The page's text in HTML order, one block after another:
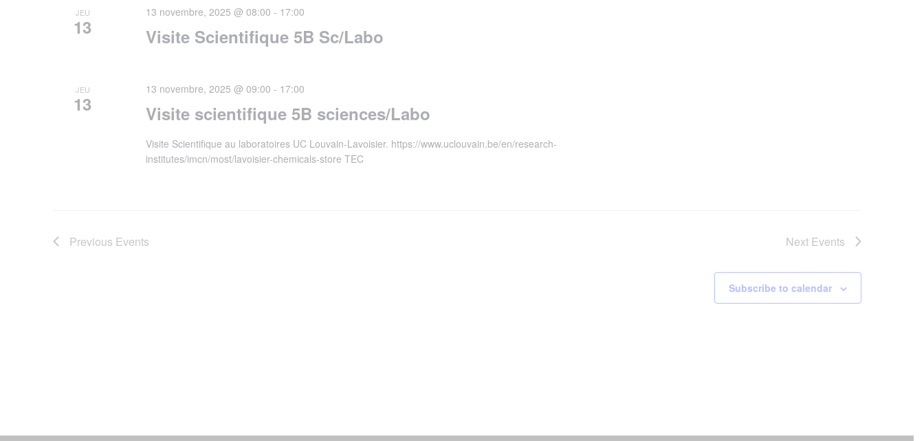
JEU
13
13 novembre, 2025 @ 08:00 - 17:00
Visite Scientifique 5B Sc/Labo
JEU
13
13 novembre, 2025 @ 09:00 - 17:00
Visite scientifique 5B sciences/Labo
Visite Scientifique au laboratoires UC Louvain-Lavoisier. https://www.uclouvain.be/en/research-
institutes/imcn/most/lavoisier-chemicals-store TEC
Previous Events Next Events
Subscribe to calendar